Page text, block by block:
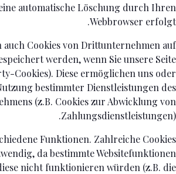
automatische Löschung durch Ihren
Webbrowser erfolgt.
auch Cookies von Drittunternehmen auf
werden, wenn Sie unsere Seite
Cookies). Diese ermöglichen uns oder
bestimmter Dienstleistungen des
(z.B. Cookies zur Abwicklung von
Zahlungsdienstleistungen).
Funktionen. Zahlreiche Cookies
da bestimmte Websitefunktionen
nicht funktionieren würden (z.B. die